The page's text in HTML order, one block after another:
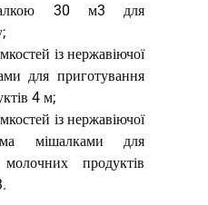
30 м3 для
із нержавіючої
для приготування
4 м;
із нержавіючої
мішалками для
продуктів